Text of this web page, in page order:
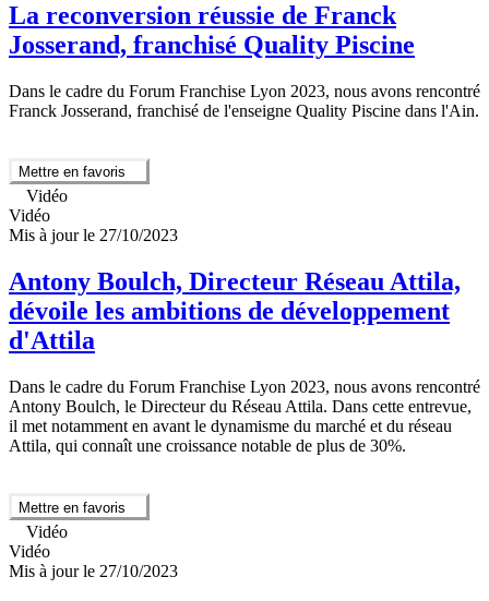
La reconversion réussie de Franck
Josserand, franchisé Quality Piscine
Dans le cadre du Forum Franchise Lyon 2023, nous avons rencontré
Franck Josserand, franchisé de l'enseigne Quality Piscine dans l'Ain.
Mettre en favoris
Vidéo
Vidéo
Mis à jour le 27/10/2023
Antony Boulch, Directeur Réseau Attila,
dévoile les ambitions de développement
d'Attila
Dans le cadre du Forum Franchise Lyon 2023, nous avons rencontré
Antony Boulch, le Directeur du Réseau Attila. Dans cette entrevue,
il met notamment en avant le dynamisme du marché et du réseau
Attila, qui connaît une croissance notable de plus de 30%.
Mettre en favoris
Vidéo
Vidéo
Mis à jour le 27/10/2023